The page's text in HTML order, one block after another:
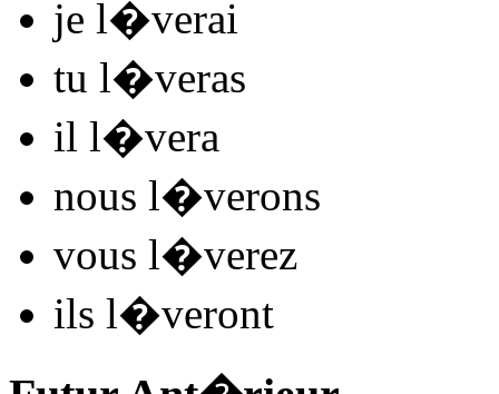
je l�verai
tu l�veras
il l�vera
nous l�verons
vous l�verez
ils l�veront